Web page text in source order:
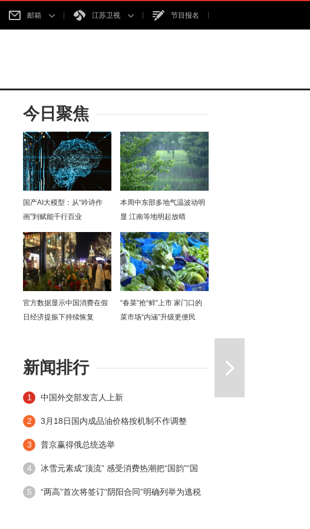
邮箱 江苏卫视 节目报名
今日聚焦
国产AI大模型：从“吟诗作
画”到赋能千行百业
本周中东部多地气温波动明
显 江南等地明起放晴
官方数据显示中国消费在假
日经济提振下持续恢复
“春菜”抢“鲜”上市 家门口的
菜市场“内涵”升级更便民
新闻排行
1 中国外交部发言人上新
2 3月18日国内成品油价格按机制不作调整
3 普京赢得俄总统选举
4 冰雪元素成“顶流” 感受消费热潮把“国韵”“国
潮”带回家
5 “两高”首次将签订“阴阳合同”明确列举为逃税